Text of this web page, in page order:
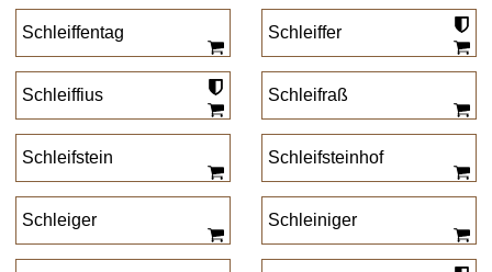
Schleiffentag Schleiffer
Schleiffius Schleifraß
Schleifstein Schleifsteinhof
Schleiger Schleiniger